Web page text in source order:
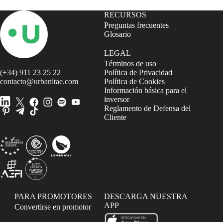
(+34) 911 23 25 22
contacto@urbanitae.com
RECURSOS
Preguntas frecuentes
Glosario
LEGAL
Términos de uso
Política de Privacidad
Política de Cookies
Información básica para el
inversor
Reglamento de Defensa del
Cliente
PARA PROMOTORES
Convertirse en promotor
DESCARGA NUESTRA
APP